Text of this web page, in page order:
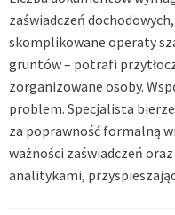
zaświadczeń
skomplikowane operaty
gruntów – potrafi
zorganizowane osoby.
problem. Specjalista
za poprawność formalną
ważności zaświadczeń
analitykami,